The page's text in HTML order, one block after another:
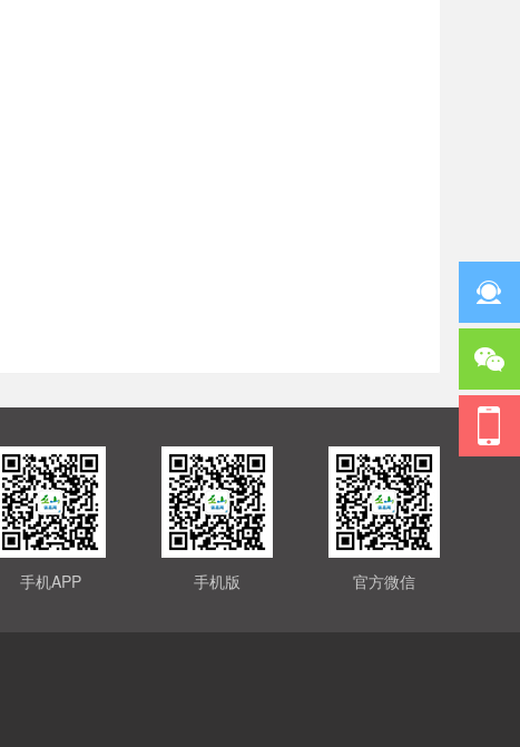
官方微信
手机版
手机APP